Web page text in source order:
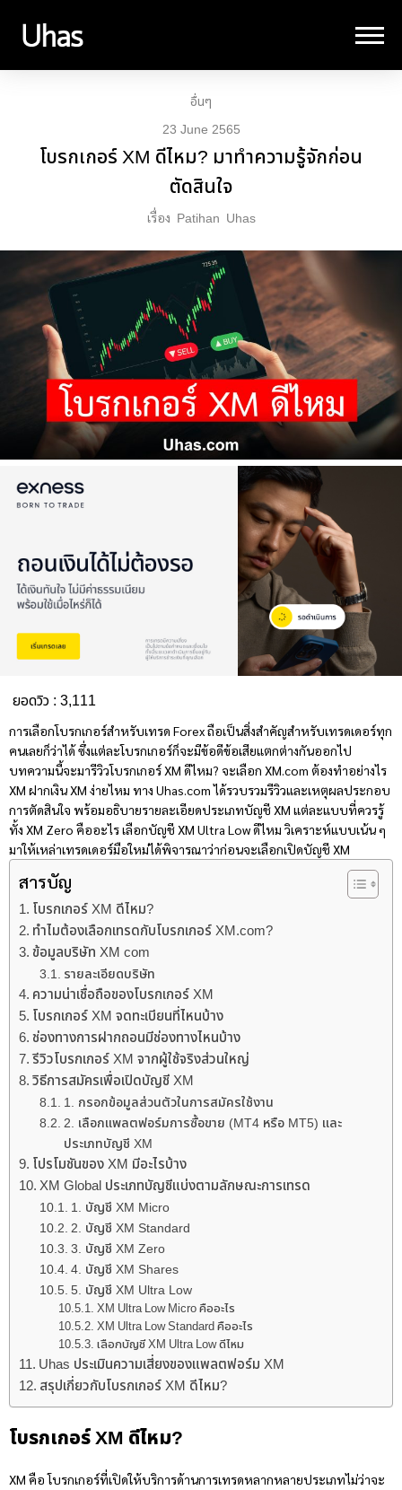
อื่นๆ
23 June 2565
โบรกเกอร์ XM ดีไหม? มาทำความรู้จักก่อน
ตัดสินใจ
เรื่อง Patihan Uhas
ยอดวิว : 3,111
การเลือกโบรกเกอร์สำหรับเทรด Forex ถือเป็นสิ่งสำคัญสำหรับเทรดเดอร์ทุก
คนเลยก็ว่าได้ ซึ่งแต่ละโบรกเกอร์ก็จะมีข้อดีข้อเสียแตกต่างกันออกไป
บทความนี้จะมารีวิวโบรกเกอร์XM ดีไหม? จะเลือก XM.com ต้องทำอย่างไร
XM ฝากเงิน XM ง่ายไหม ทาง Uhas.com ได้รวบรวมรีวิวและเหตุผลประกอบ
การตัดสินใจ พร้อมอธิบายรายละเอียดประเภทบัญชี XM แต่ละแบบที่ควรรู้
ทั้ง XM Zero คืออะไร เลือกบัญชี XM Ultra Low ดีไหม วิเคราะห์แบบเน้น ๆ
มาให้เหล่าเทรดเดอร์มือใหม่ได้พิจารณาว่าก่อนจะเลือกเปิดบัญชี XM
สารบัญ
โบรกเกอร์ XM ดีไหม?
ทำไมต้องเลือกเทรดกับโบรกเกอร์ XM.com?
ข้อมูลบริษัท XM com
รายละเอียดบริษัท
ความน่าเชื่อถือของโบรกเกอร์ XM
โบรกเกอร์ XM จดทะเบียนที่ไหนบ้าง
ช่องทางการฝากถอนมีช่องทางไหนบ้าง
รีวิวโบรกเกอร์ XM จากผู้ใช้จริงส่วนใหญ่
วิธีการสมัครเพื่อเปิดบัญชี XM
1. กรอกข้อมูลส่วนตัวในการสมัครใช้งาน
2. เลือกแพลตฟอร์มการซื้อขาย (MT4 หรือ MT5) และ
ประเภทบัญชี XM
โปรโมชันของ XM มีอะไรบ้าง
XM Global ประเภทบัญชีแบ่งตามลักษณะการเทรด
1. บัญชี XM Micro
2. บัญชี XM Standard
3. บัญชี XM Zero
4. บัญชี XM Shares
5. บัญชี XM Ultra Low
XM Ultra Low Micro คืออะไร
XM Ultra Low Standard คืออะไร
เลือกบัญชี XM Ultra Low ดีไหม
Uhas ประเมินความเสี่ยงของแพลตฟอร์ม XM
สรุปเกี่ยวกับโบรกเกอร์ XM ดีไหม?
โบรกเกอร์XM ดีไหม?
XM คือ โบรกเกอร์ที่เปิดให้บริการด้านการเทรดหลากหลายประเภทไม่ว่าจะ